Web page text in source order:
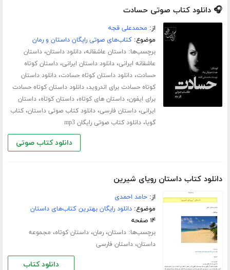
🎧 دانلود کتاب صوتی حسادت
از: محمدعلی قجه
موضوع:کتاب‌های صوتی رایگان داستان و رمان
برچسب‌ها:داستان عاشقانه،دانلود داستان،داستان
عاشقانه ایرانی،دانلود داستان ایرانی،داستان کوتاه
حسادت،دانلود داستان کوتاه حسادت،دانلود داستان
کوتاه حسادت برای اندروید،دانلود داستان کوتاه حسادت
برای ایفون،داستان های کوتاه،داستان کوتاه،داستان
ایرانی،داستان فارسی،دانلود کتاب صوتی داستان،کتاب
گویا،دانلود کتاب صوتی رایگان mp3
دانلود کتاب صوتی
دانلود کتاب داستان رویای شیرین
از:حامد احمدی
موضوع:دانلود رایگان بهترین کتاب‌های داستان
۱۴ صفحه
برچسب‌ها:داستان،رمان،داستان کوتاه، مجموعه
داستان،داستان فارسی
دانلود کتاب